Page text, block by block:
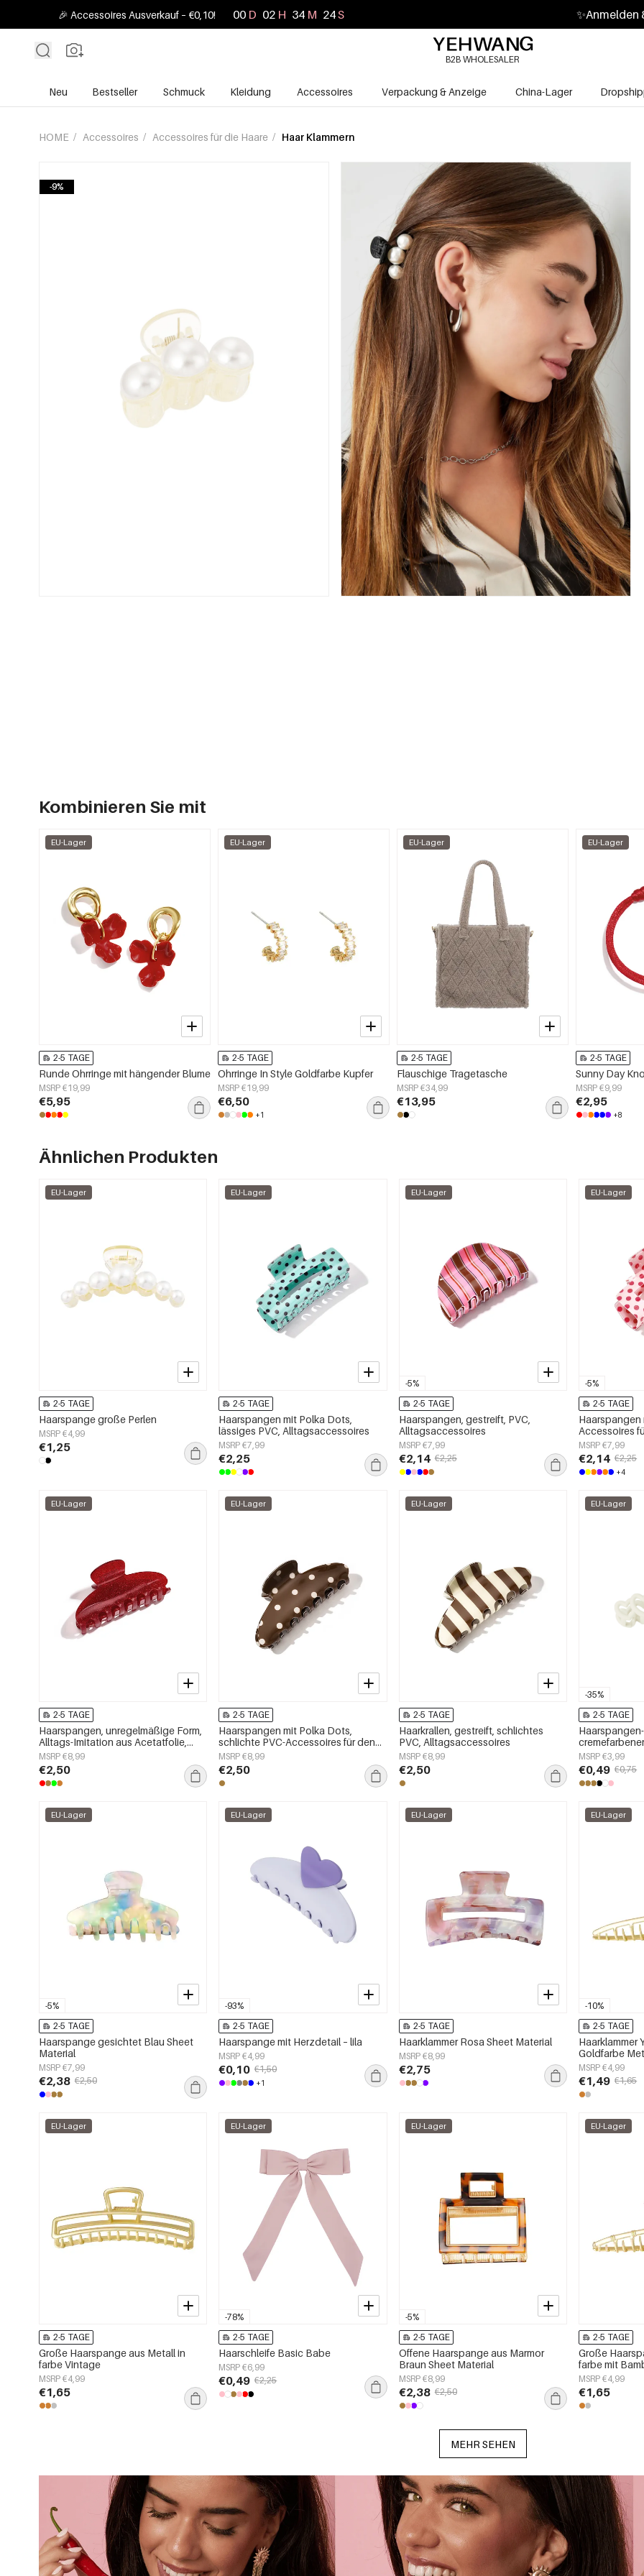
🎉 Accessoires Ausverkauf – €0,10! 00 D 02 H 34 M 23S ✨Anmelden
B2B WHOLESALER
Neu Bestseller Schmuck Kleidung Accessoires Verpackung & Anzeige China-Lager
HOME / Accessoires / Accessoires für die Haare / Haar Klammern
-9%
Kombinieren Sie mit
EU-Lager
2-5 TAGE
Runde Ohrringe mit hängender Blume
MSRP €19,99
€5,95
EU-Lager
2-5 TAGE
Ohrringe In Style Goldfarbe Kupfer
MSRP €19,99
€6,50
+1
EU-Lager
2-5 TAGE
Flauschige Tragetasche
MSRP €34,99
€13,95
EU-Lager
2-5 TAGE
Sunny Day
MSRP €9,99
€2,95
+8
Ähnlichen Produkten
EU-Lager
2-5 TAGE
Haarspange große Perlen
MSRP €4,99
€1,25
EU-Lager
2-5 TAGE
Haarspangen mit Polka Dots,
lässiges PVC, Alltagsaccessoires
MSRP €7,99
€2,25
-5%
EU-Lager
2-5 TAGE
Haarspangen, gestreift, PVC,
Alltagsaccessoires
MSRP €7,99
€2,14 €2,25
-5%
EU-Lager
2-5 TAGE
Haarspangen
Accessoires
MSRP €7,99
€2,14 €2,25
+4
EU-Lager
2-5 TAGE
Haarspangen, unregelmäßige Form,
Alltags-Imitation aus Acetatfolie,
Alltagsaccessoires
MSRP €8,99
€2,50
EU-Lager
2-5 TAGE
Haarspangen mit Polka Dots,
schlichte PVC-Accessoires für den
Alltag
MSRP €8,99
€2,50
EU-Lager
2-5 TAGE
Haarkrallen, gestreift, schlichtes
PVC, Alltagsaccessoires
MSRP €8,99
€2,50
-35%
EU-Lager
2-5 TAGE
MSRP €3,99
€0,49 €0,75
-5%
EU-Lager
2-5 TAGE
Haarspange gesichtet Blau Sheet
Material
MSRP €7,99
€2,38 €2,50
-93%
EU-Lager
2-5 TAGE
Haarspange mit Herzdetail – lila
MSRP €4,99
€0,10 €1,50
+1
EU-Lager
2-5 TAGE
Haarklammer Rosa Sheet Material
MSRP €8,99
€2,75
-10%
EU-Lager
2-5 TAGE
Haarklammer
Goldfarbe
MSRP €4,99
€1,49 €1,65
EU-Lager
2-5 TAGE
Große Haarspange aus Metall in
farbe Vintage
MSRP €4,99
€1,65
-78%
EU-Lager
2-5 TAGE
Haarschleife Basic Babe
MSRP €6,99
€0,49 €2,25
-5%
EU-Lager
2-5 TAGE
Offene Haarspange aus Marmor
Braun Sheet Material
MSRP €8,99
€2,38 €2,50
EU-Lager
2-5 TAGE
Große
farbe mit
MSRP €4,99
€1,65
MEHR SEHEN